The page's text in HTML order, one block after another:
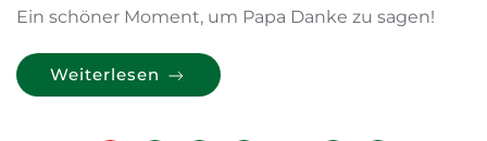
Ein schöner Moment, um Papa Danke zu sagen!
Weiterlesen